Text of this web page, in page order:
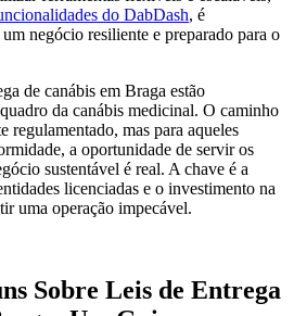
do DabDash, é
negócio resiliente e preparado para o
de canábis em Braga estão
da canábis medicinal. O caminho
regulamentado, mas para aqueles
a oportunidade de servir os
sustentável é real. A chave é a
licenciadas e o investimento na
uma operação impecável.
Sobre Leis de Entrega